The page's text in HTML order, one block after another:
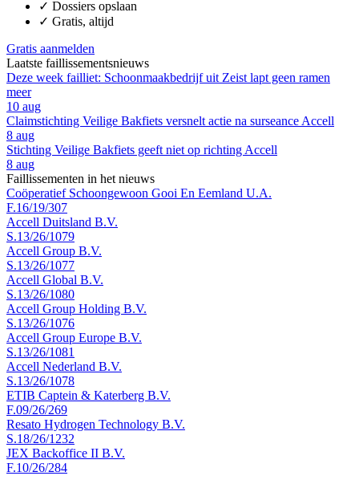
✓ Dossiers opslaan
✓ Gratis, altijd
Gratis aanmelden
Laatste faillissementsnieuws
Deze week failliet: Schoonmaakbedrijf uit Zeist lapt geen ramen
meer
10 aug
Claimstichting Veilige Bakfiets versnelt actie na surseance Accell
8 aug
Stichting Veilige Bakfiets geeft niet op richting Accell
8 aug
Faillissementen in het nieuws
Coöperatief Schoongewoon Gooi En Eemland U.A.
F.16/19/307
Accell Duitsland B.V.
S.13/26/1079
Accell Group B.V.
S.13/26/1077
Accell Global B.V.
S.13/26/1080
Accell Group Holding B.V.
S.13/26/1076
Accell Group Europe B.V.
S.13/26/1081
Accell Nederland B.V.
S.13/26/1078
ETIB Captein & Katerberg B.V.
F.09/26/269
Resato Hydrogen Technology B.V.
S.18/26/1232
JEX Backoffice II B.V.
F.10/26/284